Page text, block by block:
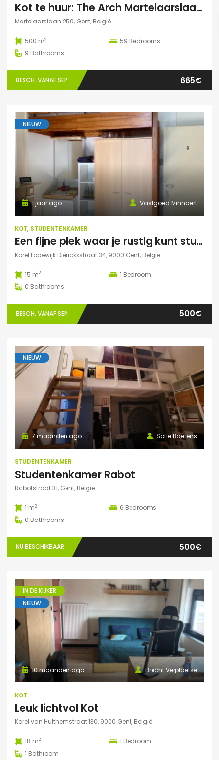
Kot te huur: The Arch Martelaarslaan 250
Martelaarslaan 250, Gent, België
500 m2 59 Bedrooms
9 Bathrooms
BESCH. VANAF SEP. 665€
NIEUW
Vastgoed Minnaert
1 jaar ago
KOT, STUDENTENKAMER
Een fijne plek waar je rustig kunt studeren
Karel Lodewijk Dierickxstraat 34, 9000 Gent, België
15 m2 1 Bedroom
0 Bathrooms
BESCH. VANAF SEP. 500€
NIEUW
Sofie.Baetens
7 maanden ago
STUDENTENKAMER
Studentenkamer Rabot
Rabotstraat 31, Gent, België
1 m2 6 Bedrooms
0 Bathrooms
NU BESCHIKBAAR 500€
IN DE KIJKER
NIEUW
Brecht Verplaetse
10 maanden ago
KOT
Leuk lichtvol Kot
Karel van Hulthemstraat 130, 9000 Gent, België
18 m2 1 Bedroom
1 Bathroom